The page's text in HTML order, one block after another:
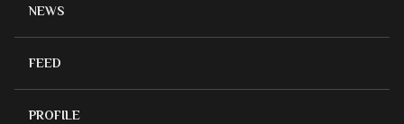
NEWS
FEED
PROFILE